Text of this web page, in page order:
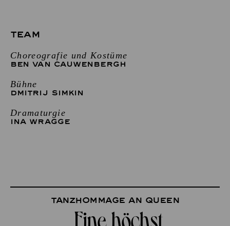
TEAM
Choreografie und Kostüme
BEN VAN CAUWENBERGH
Bühne
DMITRIJ SIMKIN
Dramaturgie
INA WRAGGE
Tanzhommage an Queen
„Eine höchst